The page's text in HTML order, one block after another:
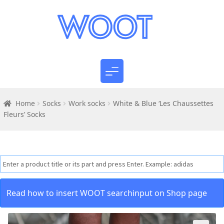
Home Socks Work socks
White & Blue ‘Les Chaussettes
Fleurs’ Socks
Read how to insert WOOT searchinput on Shop page